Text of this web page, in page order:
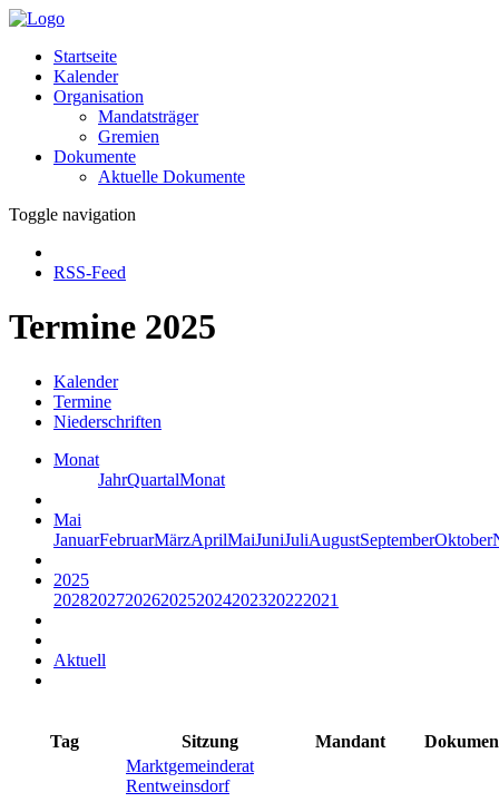
Startseite
Kalender
Organisation
Mandatsträger
Gremien
Dokumente
Aktuelle Dokumente
Toggle navigation
RSS-Feed
Termine 2025
Kalender
Termine
Niederschriften
Monat
JahrQuartalMonat
Mai
JanuarFebruarMärzAprilMaiJuniJuliAugustSeptemberOktober
2025
20282027202620252024202320222021
Aktuell
Tag Sitzung Mandant
Marktgemeinderat
Rentweinsdorf